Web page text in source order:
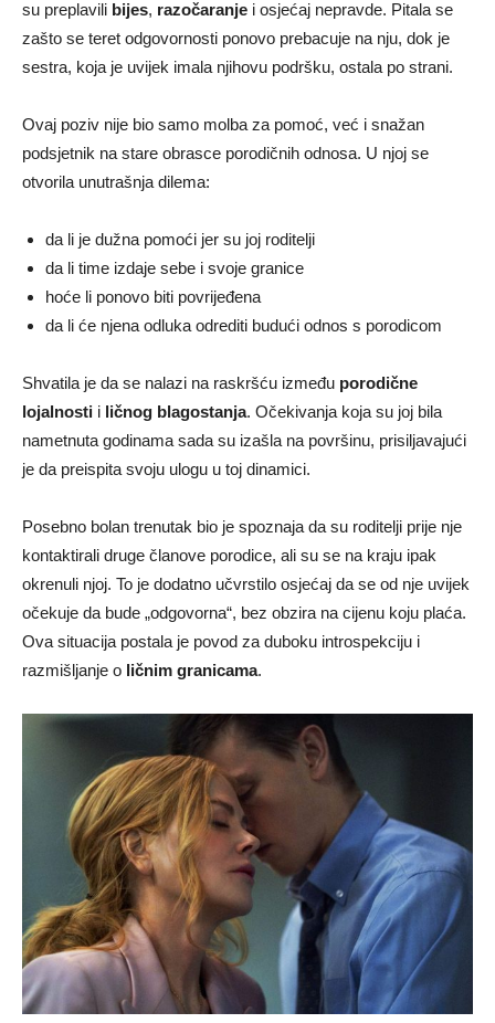
su preplavili bijes, razočaranje i osjećaj nepravde. Pitala se
zašto se teret odgovornosti ponovo prebacuje na nju, dok je
sestra, koja je uvijek imala njihovu podršku, ostala po strani.
Ovaj poziv nije bio samo molba za pomoć, već i snažan
podsjetnik na stare obrasce porodičnih odnosa. U njoj se
otvorila unutrašnja dilema:
da li je dužna pomoći jer su joj roditelji
da li time izdaje sebe i svoje granice
hoće li ponovo biti povrijeđena
da li će njena odluka odrediti budući odnos s porodicom
Shvatila je da se nalazi na raskršću između porodične
lojalnosti i ličnog blagostanja. Očekivanja koja su joj bila
nametnuta godinama sada su izašla na površinu, prisiljavajući
je da preispita svoju ulogu u toj dinamici.
Posebno bolan trenutak bio je spoznaja da su roditelji prije nje
kontaktirali druge članove porodice, ali su se na kraju ipak
okrenuli njoj. To je dodatno učvrstilo osjećaj da se od nje uvijek
očekuje da bude „odgovorna“, bez obzira na cijenu koju plaća.
Ova situacija postala je povod za duboku introspekciju i
razmišljanje o ličnim granicama.